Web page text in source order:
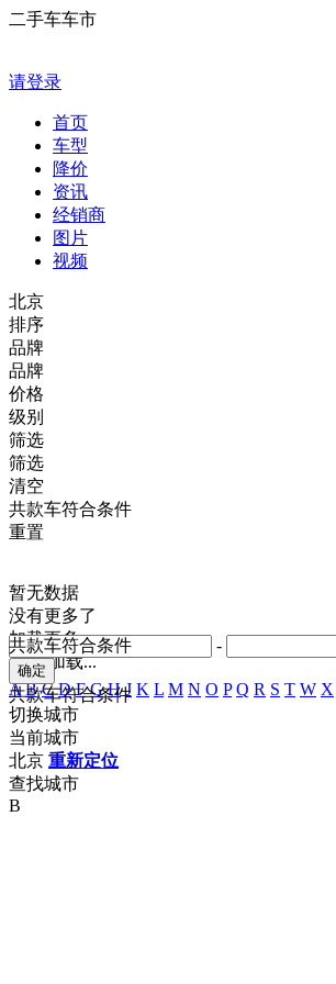
二手车车市
请登录
首页
车型
降价
资讯
经销商
图片
视频
北京
排序
品牌
品牌
价格
-
共款车符合条件
级别
共款车符合条件
筛选
筛选
清空
共款车符合条件
重置
暂无数据
没有更多了
加载更多
正在加载...
A B C D F G H J K L M N O P Q R S T W X
切换城市
当前城市
北京 重新定位
查找城市
B